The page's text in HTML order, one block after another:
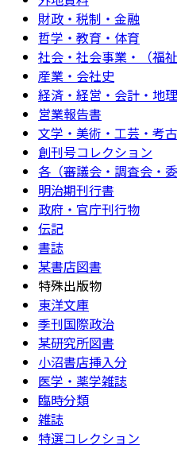
財政・税制・金融
哲学・教育・体育
社会・社会事業・（福
産業・会社史
経済・経営・会計・地
営業報告書
文学・美術・工芸・考
創刊号コレクション
各（審議会・調査会・
明治期刊行書
政府・官庁刊行物
伝記
書誌
某書店図書
特殊出版物
東洋文庫
季刊国際政治
某研究所図書
小沼書店挿入分
医学・薬学雑誌
臨時分類
雑誌
特選コレクション